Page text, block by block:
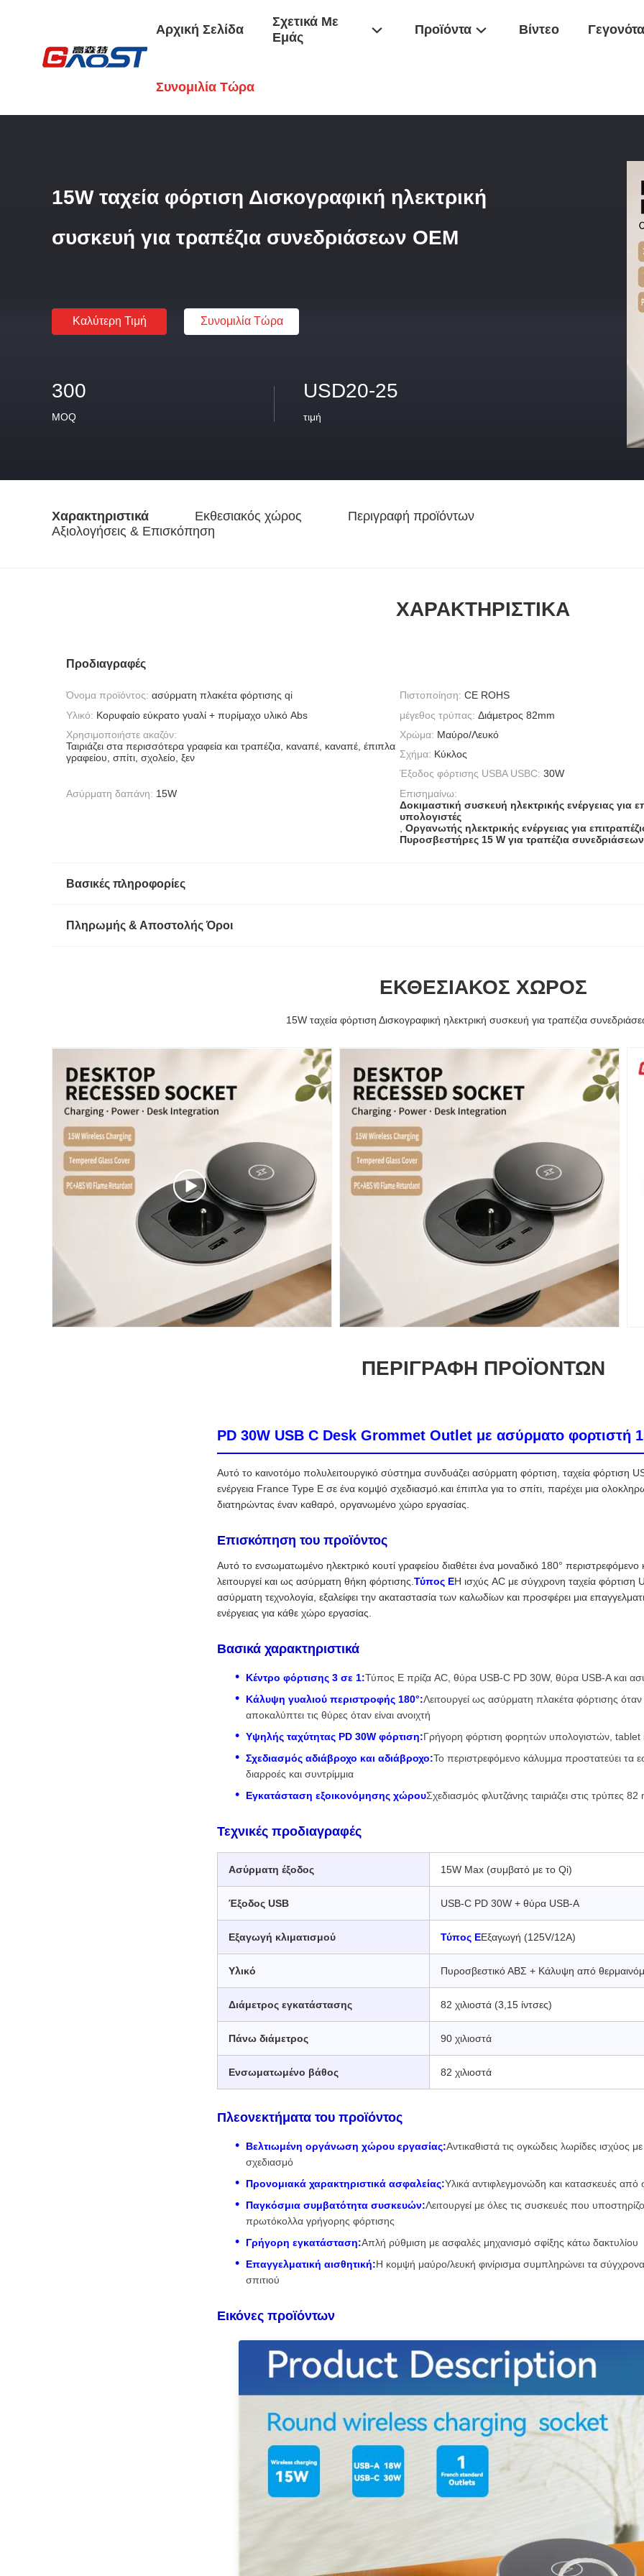
Αρχική Σελίδα
Σχετικά Με
Εμάς
Προϊόντα Βίντεο Γεγονότα
Συνομιλία Τώρα
15W ταχεία φόρτιση Δισκογραφική ηλεκτρική
συσκευή για τραπέζια συνεδριάσεων OEM
Καλύτερη Τιμή Συνομιλία Τώρα
300
MOQ
USD20-25
τιμή
Χαρακτηριστικά Εκθεσιακός χώρος
Περιγραφή προϊόντων
Αξιολογήσεις & Επισκόπηση
ΧΑΡΑΚΤΗΡΙΣΤΙΚΆ
Προδιαγραφές
Όνομα προϊόντος: ασύρματη πλακέτα φόρτισης qi Πιστοποίηση: CE ROHS
Υλικό: Κορυφαίο εύκρατο γυαλί + πυρίμαχο υλικό Abs μέγεθος τρύπας: Διάμετρος 82mm
Χρησιμοποιήστε ακαζόν:
Ταιριάζει στα περισσότερα γραφεία και τραπέζια, καναπέ, καναπέ, έπιπλα
γραφείου, σπίτι, σχολείο, ξεν
Χρώμα: Μαύρο/Λευκό
Σχήμα: Κύκλος
Έξοδος φόρτισης USBA USBC: 30W
Ασύρματη δαπάνη: 15W
Επισημαίνω:
Δοκιμαστική συσκευή ηλεκτρικής ενέργειας για
υπολογιστές
Οργανωτής ηλεκτρικής ενέργειας για
Πυροσβεστήρες 15 W για τραπέζια συνεδριάσεων
Βασικές πληροφορίες
Πληρωμής & Αποστολής Όροι
ΕΚΘΕΣΙΑΚΌΣ ΧΏΡΟΣ
15W ταχεία φόρτιση Δισκογραφική ηλεκτρική συσκευή για τραπέζια
ΠΕΡΙΓΡΑΦΉ ΠΡΟΪΌΝΤΩΝ
PD 30W USB C Desk Grommet Outlet με ασύρματο φορτιστή
Αυτό το καινοτόμο πολυλειτουργικό σύστημα συνδυάζει ασύρματη φόρτιση, ταχεία φόρτιση
ενέργεια France Type E σε ένα κομψό σχεδιασμό.και έπιπλα για το σπίτι, παρέχει μια
διατηρώντας έναν καθαρό, οργανωμένο χώρο εργασίας.
Επισκόπηση του προϊόντος
Αυτό το ενσωματωμένο ηλεκτρικό κουτί γραφείου διαθέτει ένα μοναδικό 180°
λειτουργεί και ως ασύρματη θήκη φόρτισης. Τύπος ΕΗ ισχύς AC με σύγχρονη ταχεία φόρτιση
ασύρματη τεχνολογία, εξαλείφει την ακαταστασία των καλωδίων και προσφέρει μια
ενέργειας για κάθε χώρο εργασίας.
Βασικά χαρακτηριστικά
Κέντρο φόρτισης 3 σε 1:Τύπος E πρίζα AC, θύρα USB-C PD 30W, θύρα USB-A και
Κάλυψη γυαλιού περιστροφής 180°:Λειτουργεί ως ασύρματη πλακέτα φόρτισης όταν
αποκαλύπτει τις θύρες όταν είναι ανοιχτή
Υψηλής ταχύτητας PD 30W φόρτιση:Γρήγορη φόρτιση φορητών υπολογιστών, tablet
Σχεδιασμός αδιάβροχο και αδιάβροχο:Το περιστρεφόμενο κάλυμμα προστατεύει τα
διαρροές και συντρίμμια
Εγκατάσταση εξοικονόμησης χώρουΣχεδιασμός φλυτζάνης ταιριάζει στις τρύπες 82
Τεχνικές προδιαγραφές
Ασύρματη έξοδος 15W Max (συμβατό με το Qi)
Έξοδος USB USB-C PD 30W + θύρα USB-A
Εξαγωγή κλιματισμού Τύπος ΕΕξαγωγή (125V/12A)
Υλικό Πυροσβεστικό ΑΒΣ + Κάλυψη από
Διάμετρος εγκατάστασης 82 χιλιοστά (3,15 ίντσες)
Πάνω διάμετρος 90 χιλιοστά
Ενσωματωμένο βάθος 82 χιλιοστά
Πλεονεκτήματα του προϊόντος
Βελτιωμένη οργάνωση χώρου εργασίας:Αντικαθιστά τις ογκώδεις λωρίδες ισχύος
σχεδιασμό
Προνομιακά χαρακτηριστικά ασφαλείας:Υλικά αντιφλεγμονώδη και κατασκευές από
Παγκόσμια συμβατότητα συσκευών:Λειτουργεί με όλες τις συσκευές που
πρωτόκολλα γρήγορης φόρτισης
Γρήγορη εγκατάσταση:Απλή ρύθμιση με ασφαλές μηχανισμό σφίξης κάτω δακτυλίου
Επαγγελματική αισθητική:Η κομψή μαύρο/λευκή φινίρισμα συμπληρώνει τα
σπιτιού
Εικόνες προϊόντων